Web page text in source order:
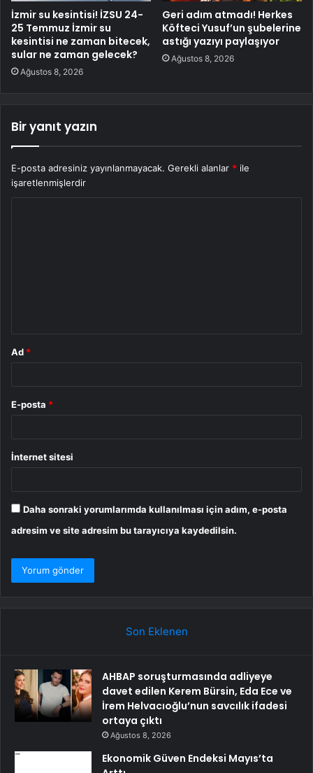
İzmir su kesintisi! İZSU 24-
25 Temmuz İzmir su
kesintisi ne zaman bitecek,
sular ne zaman gelecek?
Ağustos 8, 2026
Geri adım atmadı! Herkes
Köfteci Yusuf’un şubelerine
astığı yazıyı paylaşıyor
Ağustos 8, 2026
Bir yanıt yazın
E-posta adresiniz yayınlanmayacak. Gerekli alanlar * ile
işaretlenmişlerdir
Ad *
E-posta *
İnternet sitesi
Daha sonraki yorumlarımda kullanılması için adım, e-posta
adresim ve site adresim bu tarayıcıya kaydedilsin.
Son Eklenen
AHBAP soruşturmasında adliyeye
davet edilen Kerem Bürsin, Eda Ece ve
İrem Helvacıoğlu’nun savcılık ifadesi
ortaya çıktı
Ağustos 8, 2026
Ekonomik Güven Endeksi Mayıs’ta